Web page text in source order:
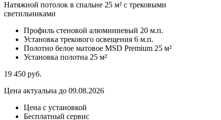
Натяжной потолок в спальне 25 м² с трековыми
светильниками
Профиль стеновой алюминиевый 20 м.п.
Установка трекового освещения 6 м.п.
Полотно белое матовое MSD Premium 25 м²
Установка полотна 25 м²
19 450 руб.
Цена актуальна до 09.08.2026
Цена с установкой
Бесплатный сервис